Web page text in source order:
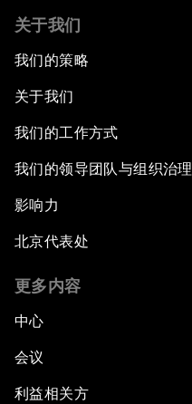
关于我们
我们的策略
关于我们
我们的工作方式
我们的领导团队与组织治理
影响力
北京代表处
更多内容
中心
会议
利益相关方